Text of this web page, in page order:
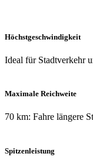
Höchstgeschwindigkeit
Ideal für Stadtverkehr
Maximale Reichweite
70 km: Fahre längere
Spitzenleistung